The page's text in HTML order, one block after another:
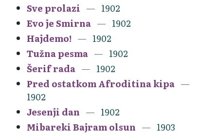
Sve prolazi
1902
Evo je Smirna
1902
Hajdemo!
1902
Tužna pesma
1902
Šerif rada
1902
Pred ostatkom Afroditina kipa
1902
Jesenji dan
1902
Mibareki Bajram olsun
1903